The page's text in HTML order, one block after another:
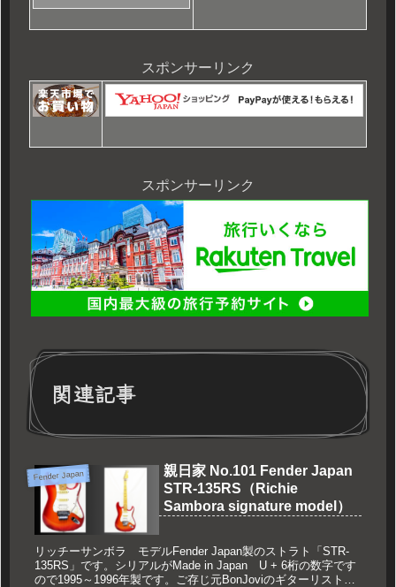
スポンサーリンク
スポンサーリンク
関連記事
Fender Japan
親日家 No.101 Fender Japan
STR-135RS（Richie
Sambora signature model）
リッチーサンボラ モデルFender Japan製のストラト「STR-
135RS」です。シリアルがMade in Japan U + 6桁の数字です
ので1995～1996年製です。ご存じ元BonJoviのギターリスト